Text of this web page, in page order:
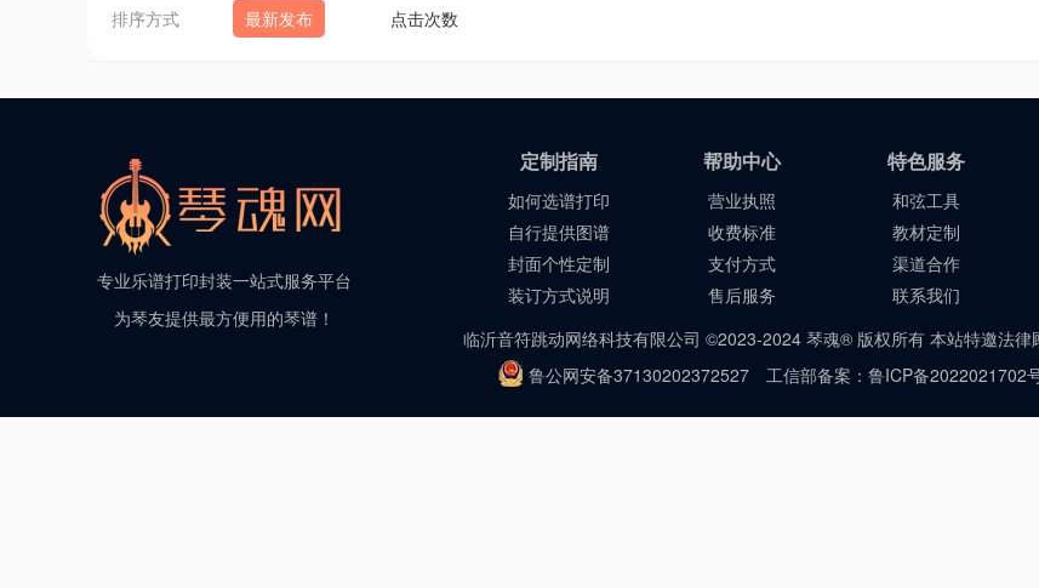
排序方式 最新发布 点击次数
专业乐谱打印封装一站式服务平台
为琴友提供最方便用的琴谱！
定制指南
如何选谱打印
自行提供图谱
封面个性定制
装订方式说明
帮助中心
营业执照
收费标准
支付方式
售后服务
特色服务
和弦工具
教材定制
渠道合作
联系我们
临沂音符跳动网络科技有限公司 ©2023-2024 琴魂® 版权所有 本站特邀法律
鲁公网安备37130202372527
工信部备案：鲁ICP备2022021702